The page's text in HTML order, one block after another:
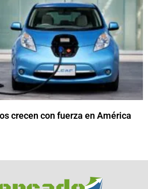
crecen con fuerza en América